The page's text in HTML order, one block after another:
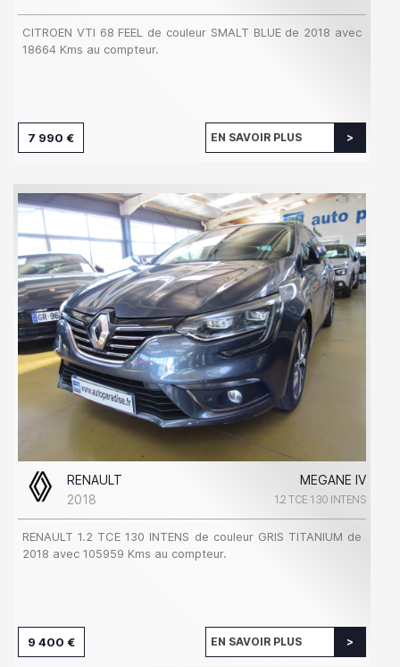
CITROEN VTI 68 FEEL de couleur SMALT BLUE de 2018 avec
18664 Kms au compteur.
7 990 € EN SAVOIR PLUS
RENAULT
MEGANE IV
2018
1.2 TCE 130 INTENS
RENAULT 1.2 TCE 130 INTENS de couleur GRIS TITANIUM de
2018 avec 105959 Kms au compteur.
9 400 € EN SAVOIR PLUS